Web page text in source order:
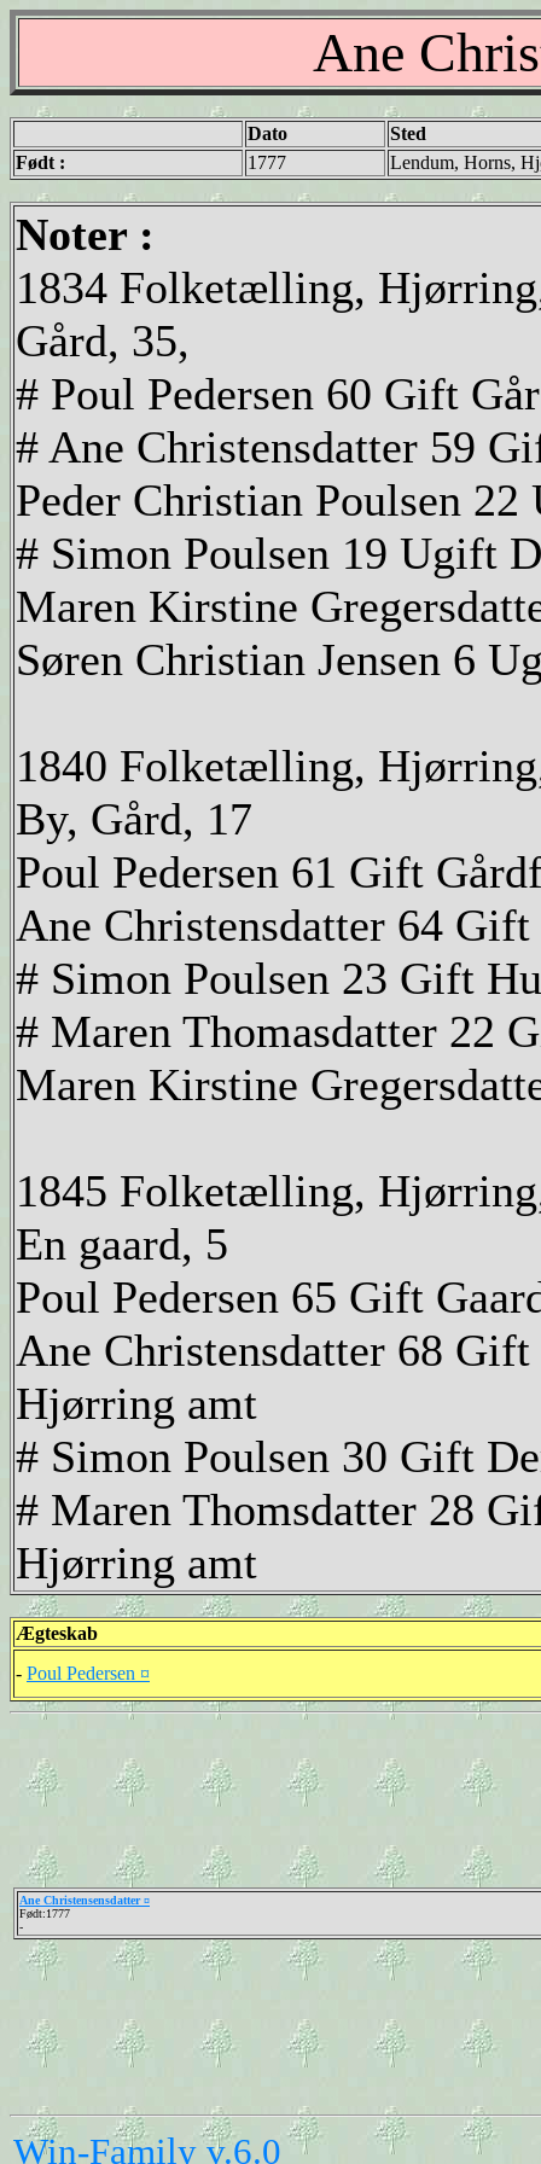
Ane
Dato
Sted
Født :
1777 Lendum, Horns,
Noter :
1834 Folketælling,
Gård, 35,
# Poul Pedersen 60 Gift
# Ane Christensdatter 59
Peder Christian Poulsen
# Simon Poulsen 19 Ugift
Maren Kirstine
Søren Christian Jensen 6
1840 Folketælling,
By, Gård, 17
Poul Pedersen 61 Gift
Ane Christensdatter 64 Gift
# Simon Poulsen 23 Gift
# Maren Thomasdatter 22
Maren Kirstine
1845 Folketælling,
En gaard, 5
Poul Pedersen 65 Gift
Ane Christensdatter 68
Hjørring amt
# Simon Poulsen 30 Gift
# Maren Thomsdatter 28
Hjørring amt
Ægteskab
- Poul Pedersen ¤
Ane Christensensdatter ¤
Født:1777
-
Win-Family v.6.0